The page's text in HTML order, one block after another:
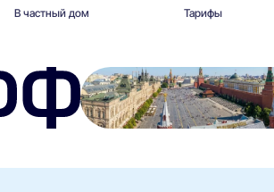
В частный дом Тарифы